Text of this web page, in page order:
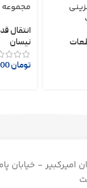
انتقال
نیسان
تومان
امیرکبیر - خیابان